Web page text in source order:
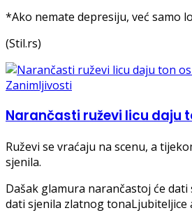
*Ako nemate depresiju, već samo
(Stil.rs)
Zanimljivosti
Narančasti ruževi licu daju
Ruževi se vraćaju na scenu, a
sjenila.
Dašak glamura narančastoj će
dati sjenila zlatnog